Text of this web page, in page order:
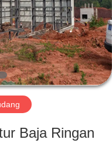
Baja Ringan